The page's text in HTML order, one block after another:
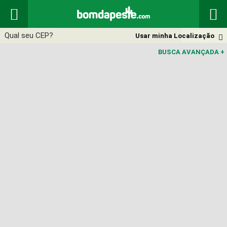
 

Usar minha Localização
BUSCA AVANÇADA +